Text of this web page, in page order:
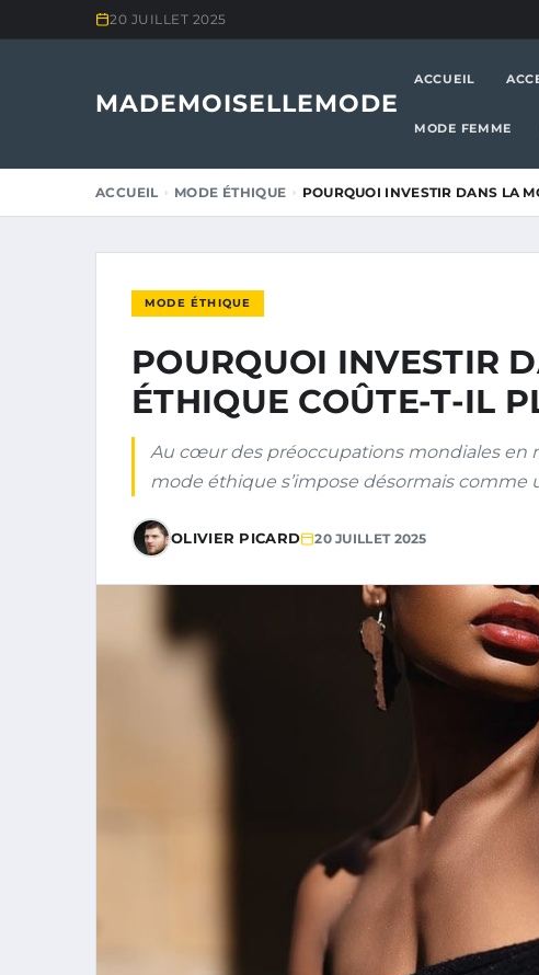
20 JUILLET 2025
MADEMOISELLEMODE
ACCUEIL
MODE FEMME
ACCUEIL MODE ÉTHIQUE POURQUOI INVESTIR DANS LA
MODE ÉTHIQUE
POURQUOI INVESTIR
ÉTHIQUE COÛTE-T-IL
Au cœur des préoccupations mondiales en
mode éthique s’impose désormais comme
OLIVIER PICARD 20 JUILLET 2025